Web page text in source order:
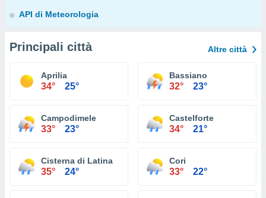
API di Meteorologia
Principali città Altre città
Aprilia
34° 25°
Bassiano
32° 23°
Campodimele
33° 23°
Castelforte
34° 21°
Cisterna di Latina
35° 24°
Cori
33° 22°